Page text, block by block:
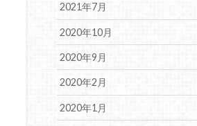
2021年7月
2020年10月
2020年9月
2020年2月
2020年1月